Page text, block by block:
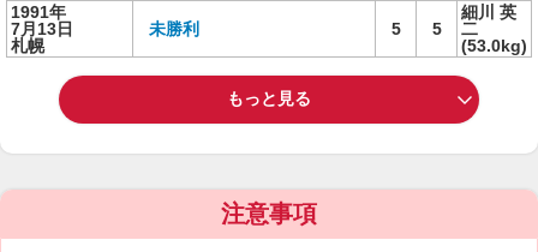
1991年
7月13日
札幌
未勝利 5 5
細川 英
二
(53.0kg)
もっと見る
注意事項